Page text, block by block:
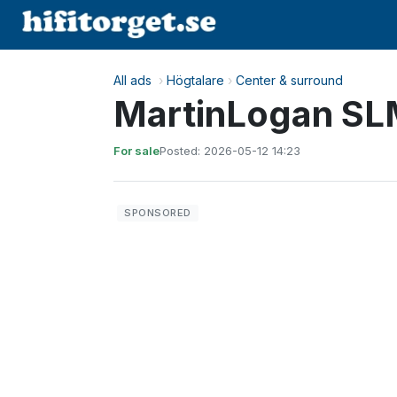
All ads › Högtalare › Center & surround
MartinLogan
For salePosted: 2026-05-12 14:23